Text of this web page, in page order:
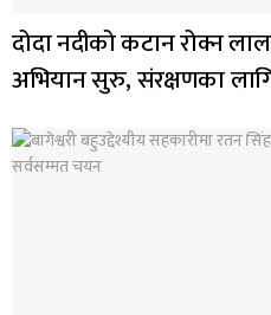
दोदा नदीको कटान रोक्न
अभियान सुरु, संरक्षणका